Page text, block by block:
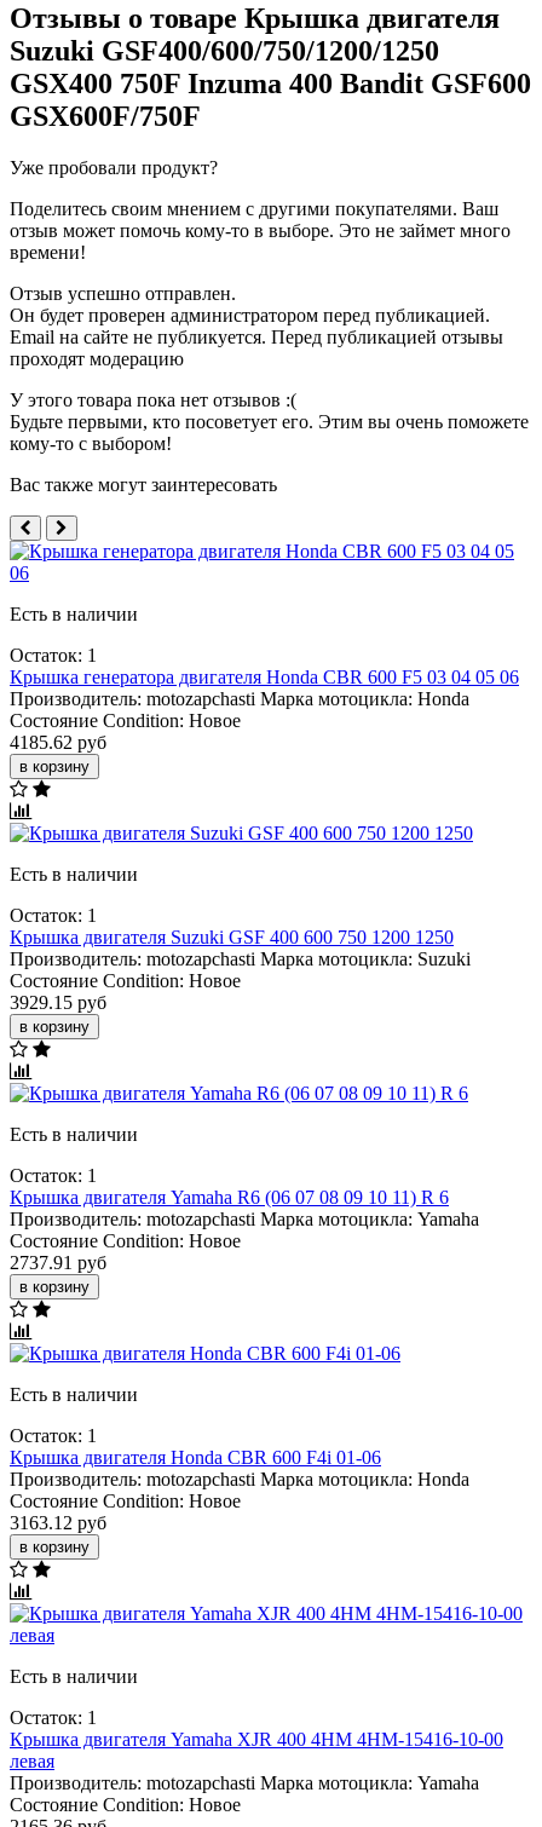
Отзывы о товаре Крышка двигателя
Suzuki GSF400/600/750/1200/1250
GSX400 750F Inzuma 400 Bandit GSF600
GSX600F/750F
Уже пробовали продукт?
Поделитесь своим мнением с другими покупателями. Ваш
отзыв может помочь кому-то в выборе. Это не займет много
времени!
Отзыв успешно отправлен.
Он будет проверен администратором перед публикацией.
Email на сайте не публикуется. Перед публикацией отзывы
проходят модерацию
У этого товара пока нет отзывов :(
Будьте первыми, кто посоветует его. Этим вы очень поможете
кому-то с выбором!
Вас также могут заинтересовать
Есть в наличии
Остаток: 1
Крышка генератора двигателя Honda CBR 600 F5 03 04 05 06
Производитель: motozapchasti Марка мотоцикла: Honda
Состояние Condition: Новое
4185.62 руб
в корзину
Есть в наличии
Остаток: 1
Крышка двигателя Suzuki GSF 400 600 750 1200 1250
Производитель: motozapchasti Марка мотоцикла: Suzuki
Состояние Condition: Новое
3929.15 руб
в корзину
Есть в наличии
Остаток: 1
Крышка двигателя Yamaha R6 (06 07 08 09 10 11) R 6
Производитель: motozapchasti Марка мотоцикла: Yamaha
Состояние Condition: Новое
2737.91 руб
в корзину
Есть в наличии
Остаток: 1
Крышка двигателя Honda CBR 600 F4i 01-06
Производитель: motozapchasti Марка мотоцикла: Honda
Состояние Condition: Новое
3163.12 руб
в корзину
Есть в наличии
Остаток: 1
Крышка двигателя Yamaha XJR 400 4HM 4HM-15416-10-00
левая
Производитель: motozapchasti Марка мотоцикла: Yamaha
Состояние Condition: Новое